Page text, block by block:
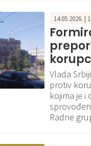
14.05.2026. |
Vlada
protiv
kojima je i
Radne